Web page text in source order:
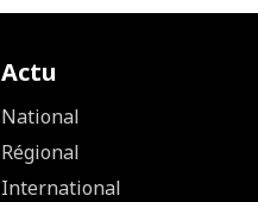
Actu
National
Régional
International